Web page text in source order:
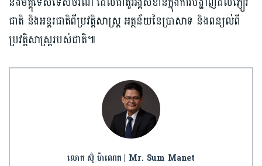
ជាតិ និងអន្តរជាតិពីប្រវត្តិសាស្ត្រ អត្ថន័យនៃប្រាសាទ និងពន្យល់ពី
ប្រវត្តិសាស្ត្ររបស់ជាតិ៕
លោក ស៊ុំ ម៉ាណេត | Mr. Sum Manet